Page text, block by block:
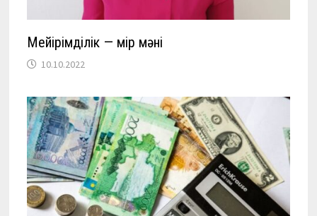
Мейірімділік — өмір мәні
10.10.2022